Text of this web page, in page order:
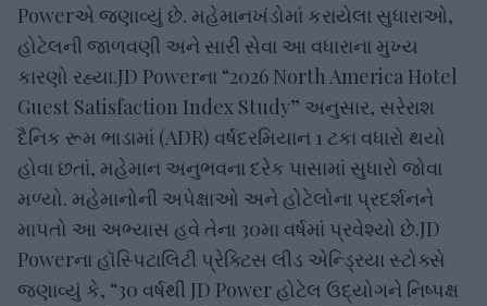
Powerએ જણાવ્યું છે. મહેમાનખંડોમાં કરાયેલા સુધારાઓ,
હોટેલની જાળવણી અને સારી સેવા આ વધારાના મુખ્ય
કારણો રહ્યા.JD Powerના “2026 North America Hotel
Guest Satisfaction Index Study” અનુસાર, સરેરાશ
દૈનિક રૂમ ભાડામાં (ADR) વર્ષદરમિયાન 1 ટકા વધારો થયો
હોવા છતાં, મહેમાન અનુભવના દરેક પાસામાં સુધારો જોવા
મળ્યો. મહેમાનોની અપેક્ષાઓ અને હોટેલોના પ્રદર્શનને
માપતો આ અભ્યાસ હવે તેના 30મા વર્ષમાં પ્રવેશ્યો છે.JD
Powerના હૉસ્પિટાલિટી પ્રેક્ટિસ લીડ એન્ડ્રિયા સ્ટોક્સે
જણાવ્યું કે, “30 વર્ષથી JD Power હોટેલ ઉદ્યોગને નિષ્પક્ષ